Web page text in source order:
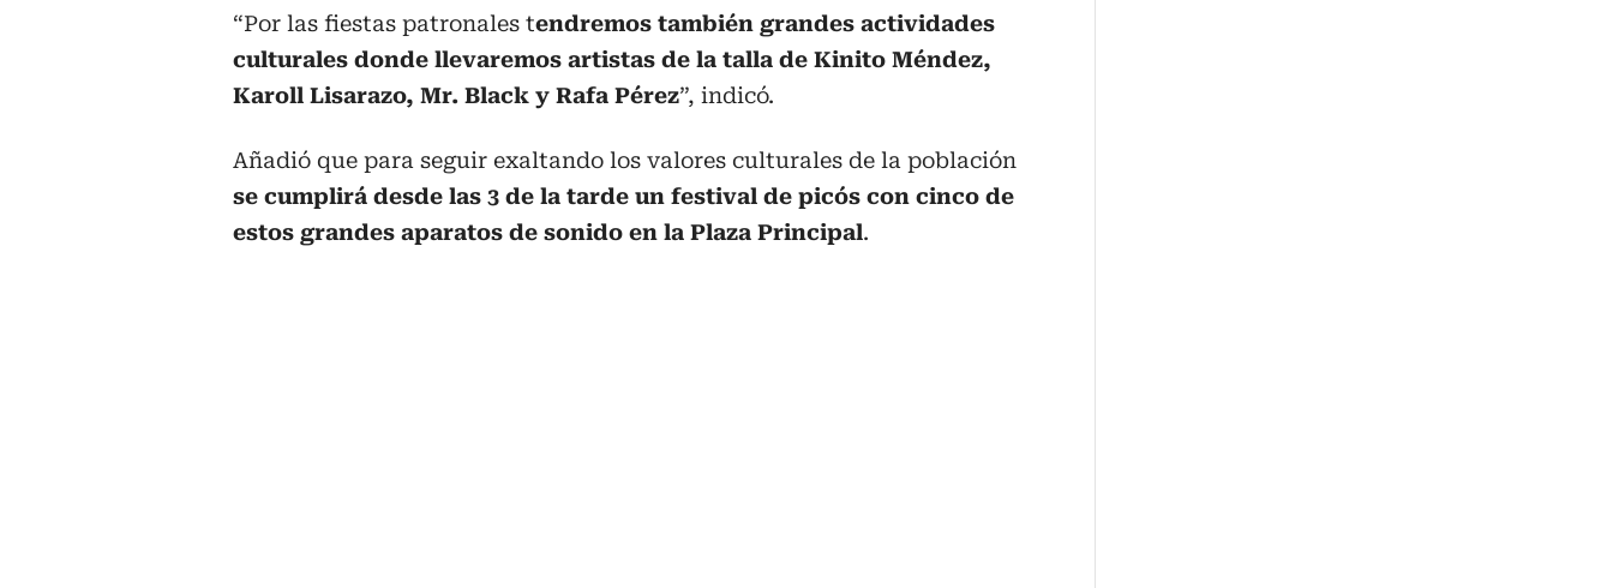
“Por las fiestas patronales tendremos también grandes actividades
culturales donde llevaremos artistas de la talla de Kinito Méndez,
Karoll Lisarazo, Mr. Black y Rafa Pérez”, indicó.
Añadió que para seguir exaltando los valores culturales de la población
se cumplirá desde las 3 de la tarde un festival de picós con cinco de
estos grandes aparatos de sonido en la Plaza Principal.